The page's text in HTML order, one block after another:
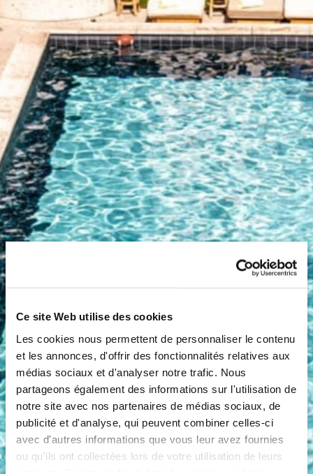
Ce site Web utilise des cookies
Les cookies nous permettent de personnaliser le contenu
et les annonces, d'offrir des fonctionnalités relatives aux
médias sociaux et d'analyser notre trafic. Nous
partageons également des informations sur l'utilisation de
notre site avec nos partenaires de médias sociaux, de
publicité et d'analyse, qui peuvent combiner celles-ci
avec d'autres informations que vous leur avez fournies
ou qu'ils ont collectées lors de votre utilisation de leurs